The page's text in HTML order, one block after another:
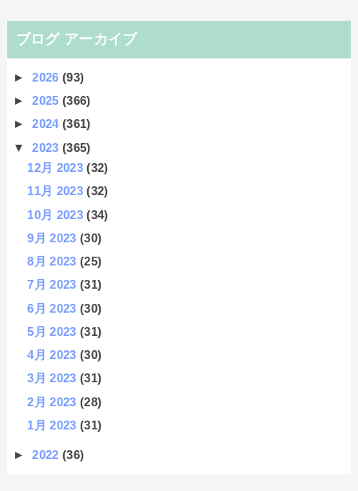
ブログ アーカイブ
►2026(93)
►2025(366)
►2024(361)
▼2023(365)
12月 2023(32)
11月 2023(32)
10月 2023(34)
9月 2023(30)
8月 2023(25)
7月 2023(31)
6月 2023(30)
5月 2023(31)
4月 2023(30)
3月 2023(31)
2月 2023(28)
1月 2023(31)
►2022(36)